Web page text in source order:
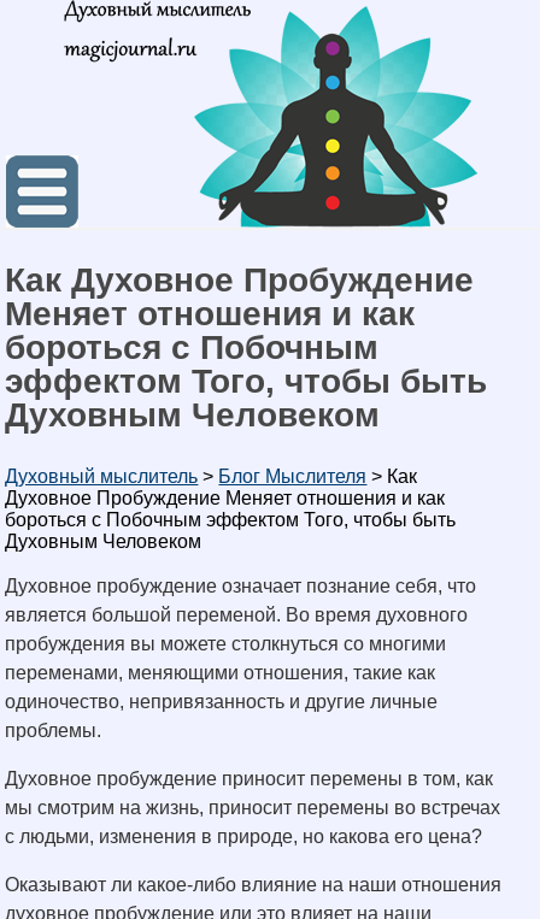
Как Духовное Пробуждение
Меняет отношения и как
бороться с Побочным
эффектом Того, чтобы быть
Духовным Человеком
Духовный мыслитель > Блог Мыслителя > Как
Духовное Пробуждение Меняет отношения и как
бороться с Побочным эффектом Того, чтобы быть
Духовным Человеком
Духовное пробуждение означает познание себя, что
является большой переменой. Во время духовного
пробуждения вы можете столкнуться со многими
переменами, меняющими отношения, такие как
одиночество, непривязанность и другие личные
проблемы.
Духовное пробуждение приносит перемены в том, как
мы смотрим на жизнь, приносит перемены во встречах
с людьми, изменения в природе, но какова его цена?
Оказывают ли какое-либо влияние на наши отношения
духовное пробуждение или это влияет на наши